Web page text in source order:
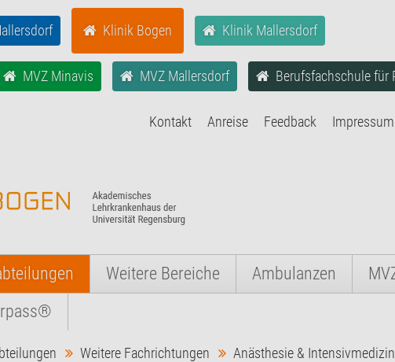
Klinik Bogen Klinik Mallersdorf
MVZ Minavis MVZ Mallersdorf Berufsfachschule für
Kontakt Anreise Feedback Impressum
Weitere Bereiche Ambulanzen
Weitere Fachrichtungen Anästhesie & Intensivmedizin